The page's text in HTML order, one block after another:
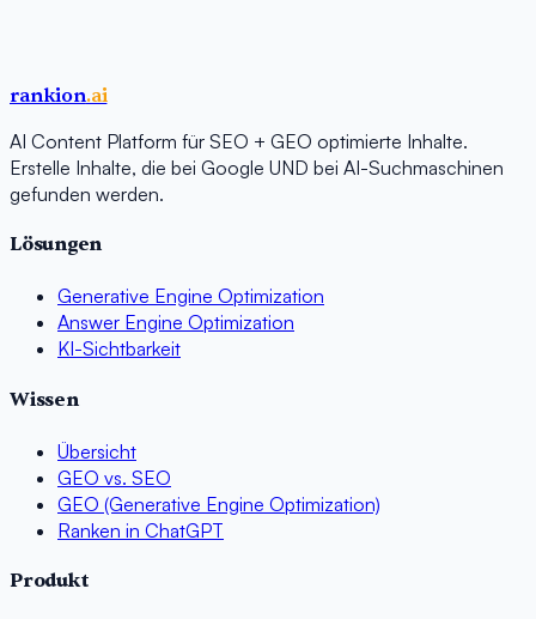
rankion.ai
AI Content Platform für SEO + GEO optimierte Inhalte.
Erstelle Inhalte, die bei Google UND bei AI-Suchmaschinen
gefunden werden.
Lösungen
Generative Engine Optimization
Answer Engine Optimization
KI-Sichtbarkeit
Wissen
Übersicht
GEO vs. SEO
GEO (Generative Engine Optimization)
Ranken in ChatGPT
Produkt